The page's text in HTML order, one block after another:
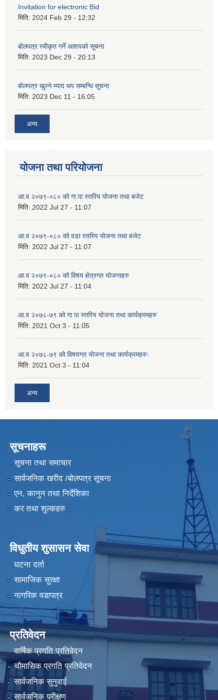
Invitation for electronic Bid
मिति: 2024 Feb 29 - 12:32
बोलपत्र स्वीकृत गर्ने आशयको सूचना
मिति: 2023 Dec 29 - 20:13
बोलपत्र खुल्ने म्याद थप सम्बन्धि सूचना
मिति: 2023 Dec 11 - 16:05
अन्य
योजना तथा परियोजना
आ.व २०७९-०८० को गा.पा स्तरिय योजना तथा बजेट
मिति: 2022 Jul 27 - 11:07
आ.व २०७९-०८० को वडा स्तरिय योजना तथा बजेट
मिति: 2022 Jul 27 - 11:07
आ.व २०७९-०८० को विषय क्षेत्रगत योजनाहरु
मिति: 2022 Jul 27 - 11:04
आ.व २०७८-७९ को गा पा स्तरिय योजना तथा कार्यक्रमहरु
मिति: 2021 Oct 3 - 11:05
आ.व २०७८-७९ को विषयगत योजना तथा कार्यक्रमहरुः
मिति: 2021 Oct 3 - 11:04
अन्य
सूचनाहरू
सूचना तथा समाचार
सार्वजनिक खरीद /बोलपत्र सूचना
एन, कानुन तथा निर्देशिका
कर तथा शुल्कहरु
विधुतीय शुसासन सेवा
घटना दर्ता
सामाजिक सुरक्षा
नागरिक वडापत्र
प्रतिवेदन
वार्षिक प्रगति प्रतिवेदन
चौमासिक प्रगति प्रतिवेदन
सार्वजनिक सुनुवाई
सार्वजनिक परीक्षण